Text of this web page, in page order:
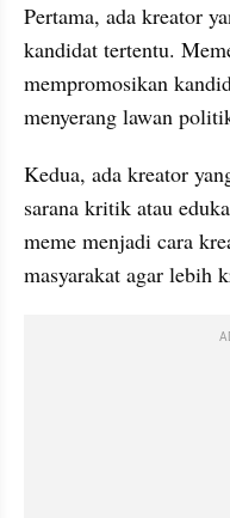
Pertama, ada kreator
kandidat tertentu.
mempromosikan
menyerang lawan
Kedua, ada kreator
sarana kritik atau
meme menjadi cara
masyarakat agar lebih